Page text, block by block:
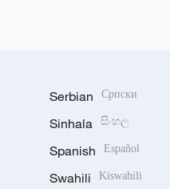
Serbian Српски
Sinhala සිංහල
Spanish Español
Swahili Kiswahili